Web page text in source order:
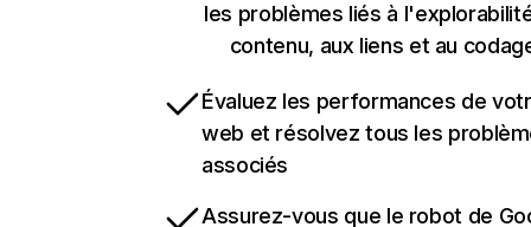
les problèmes liés à
contenu, aux liens et au
Évaluez les performances de
web et résolvez tous les
associés
Assurez-vous que le robot de